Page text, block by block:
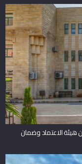
الاعتماد وضمان